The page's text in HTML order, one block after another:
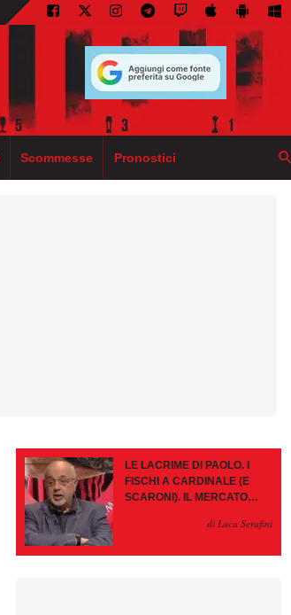
Scommesse Pronostici
LE LACRIME DI PAOLO. I
FISCHI A CARDINALE (E
SCARONI). IL MERCATO
PAZIENZA, SE RESTA È
di Luca Serafini